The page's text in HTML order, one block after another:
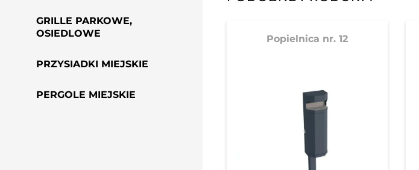
Popielnica nr. 12
GRILLE PARKOWE,
OSIEDLOWE
PRZYSIADKI MIEJSKIE
PERGOLE MIEJSKIE